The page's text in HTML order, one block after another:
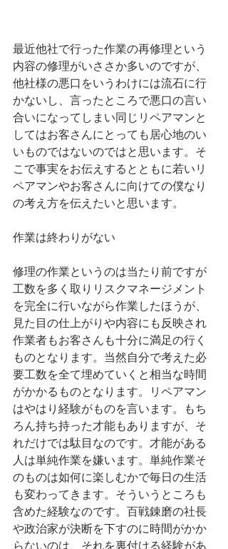
最近他社で行った作業の再修理という
内容の修理がいささか多いのですが、
他社様の悪口をいうわけには流石に行
かないし、言ったところで悪口の言い
合いになってしまい同じリペアマンと
してはお客さんにとっても居心地のい
いものではないのではと思います。そ
こで事実をお伝えするとともに若いリ
ペアマンやお客さんに向けての僕なり
の考え方を伝えたいと思います。
作業は終わりがない
修理の作業というのは当たり前ですが
工数を多く取りリスクマネージメント
を完全に行いながら作業したほうが、
見た目の仕上がりや内容にも反映され
作業者もお客さんも十分に満足の行く
ものとなります。当然自分で考えた必
要工数を全て埋めていくと相当な時間
がかかるものとなります。リペアマン
はやはり経験がものを言います。もち
ろん持ち持った才能もありますが、そ
れだけでは駄目なのです。才能がある
人は単純作業を嫌います。単純作業そ
のものは如何に楽しむかで毎日の生活
も変わってきます。そういうところも
含めた経験なのです。百戦錬磨の社長
や政治家が決断を下すのに時間がかか